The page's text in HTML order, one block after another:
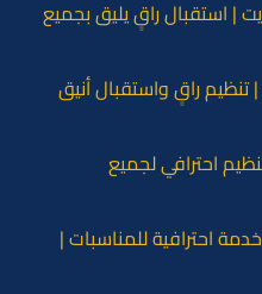
استقبال راقٍ يليق بجميع
راقٍ واستقبال أنيق
احترافي لجميع
احترافية للمناسبات |